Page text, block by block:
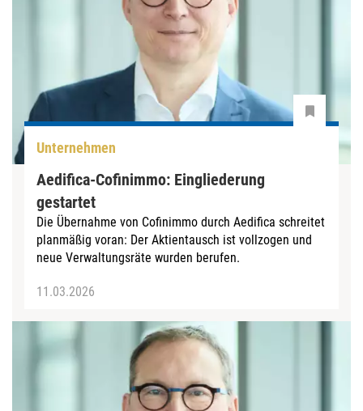
Unternehmen
Aedifica-Cofinimmo: Eingliederung
gestartet
Die Übernahme von Cofinimmo durch Aedifica schreitet
planmäßig voran: Der Aktientausch ist vollzogen und
neue Verwaltungsräte wurden berufen.
11.03.2026